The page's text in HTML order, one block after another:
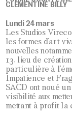
CLÉMENTINE BILLY
Lundi 24 mars
Les Studios
les formes d’art
nouvelles
13, lieu de
particulière à
Impatience et
SACD ont noué
visibilité aux
mettant à profit la